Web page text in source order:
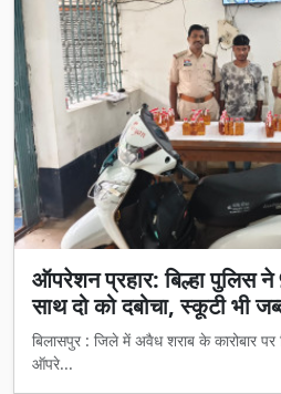
ऑपरेशन प्रहार: बिल्हा पुलिस
साथ दो को दबोचा, स्कूटी भी
बिलासपुर : जिले में अवैध शराब के कारोबार
ऑपरे...